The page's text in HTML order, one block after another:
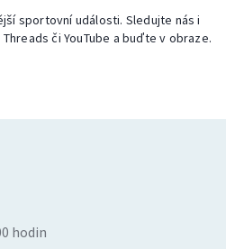
sportovní události. Sledujte nás i
či YouTube a buďte v obraze.
hodin